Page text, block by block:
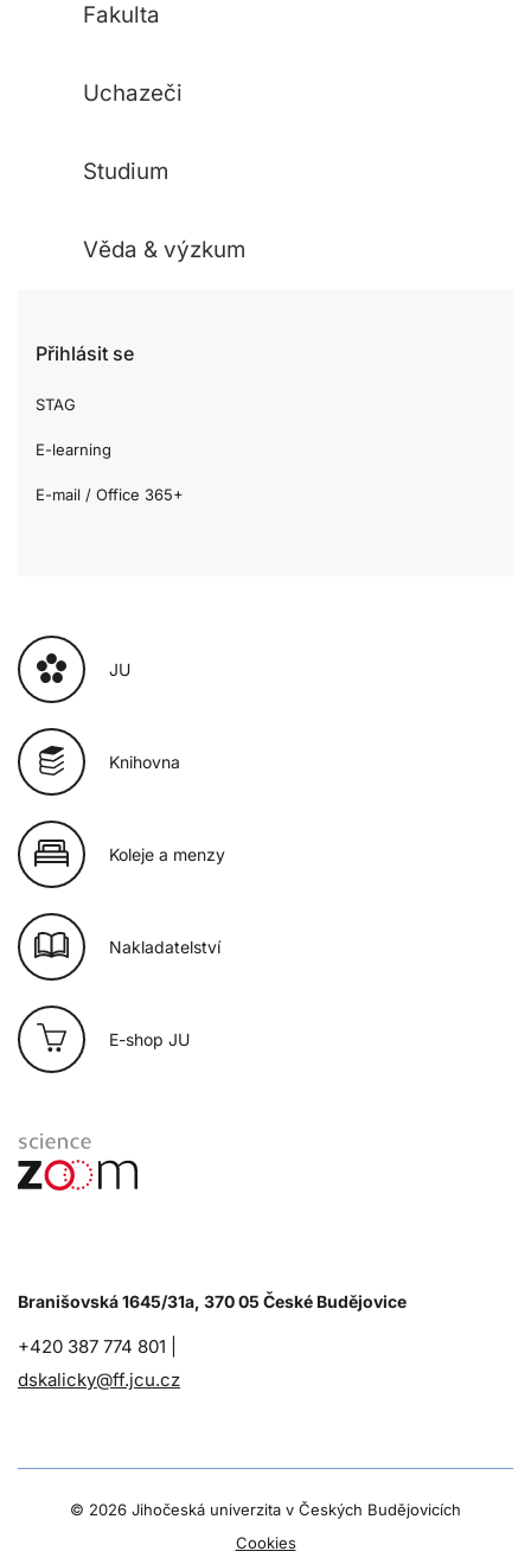
Fakulta
Uchazeči
Studium
Věda & výzkum
Přihlásit se
STAG
E-learning
E-mail / Office 365+
JU
Knihovna
Koleje a menzy
Nakladatelství
E-shop JU
Branišovská 1645/31a, 370 05 České Budějovice
+420 387 774 801 |
dskalicky@ff.jcu.cz
© 2026 Jihočeská univerzita v Českých Budějovicích
Cookies